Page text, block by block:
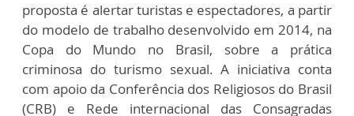
proposta é alertar turistas e espectadores, a partir
do modelo de trabalho desenvolvido em 2014, na
Copa do Mundo no Brasil, sobre a prática
criminosa do turismo sexual. A iniciativa conta
com apoio da Conferência dos Religiosos do Brasil
(CRB) e Rede internacional das Consagradas